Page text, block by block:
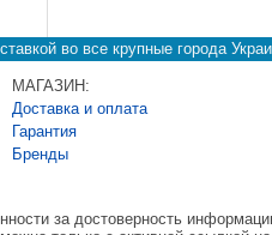
во все крупные города
МАГАЗИН:
Доставка и оплата
Гарантия
Бренды
за достоверность